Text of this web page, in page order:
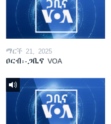
ማርች 21, 2025
ዐርብ፡-ጋቢና VOA